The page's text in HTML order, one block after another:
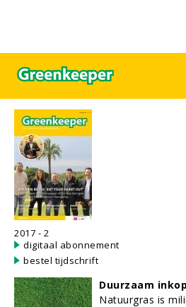
2017 - 2
digitaal abonnement
bestel tijdschrift
Duurzaam
Natuurgras is